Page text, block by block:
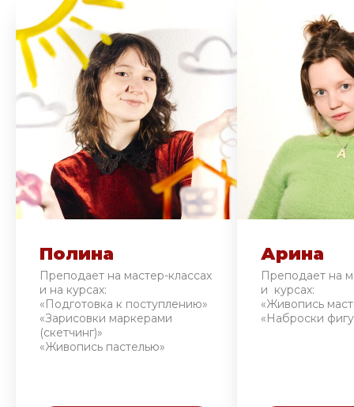
Полина
Преподает на мастер-классах
и на курсах:
«Подготовка к поступлению»
«Зарисовки маркерами
(скетчинг)»
«Живопись пастелью»
Арина
Преподает на
и курсах:
«Живопись
«Наброски